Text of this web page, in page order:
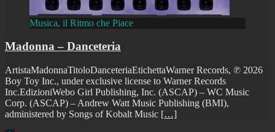
Musica, il Ritmo che Piace
Madonna – Danceteria
ArtistaMadonnaTitoloDanceteriaEtichettaWarner Records, ℗ 2026
Boy Toy Inc., under exclusive license to Warner Records
Inc.EdizioniWebo Girl Publishing, Inc. (ASCAP) – WC Music
Corp. (ASCAP) – Andrew Watt Music Publishing (BMI),
administered by Songs of Kobalt Music […]